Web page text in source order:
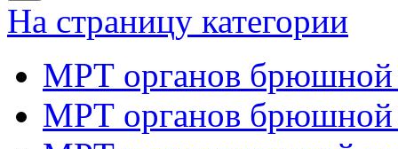
На страницу категории
МРТ органов брюшной
МРТ органов брюшной